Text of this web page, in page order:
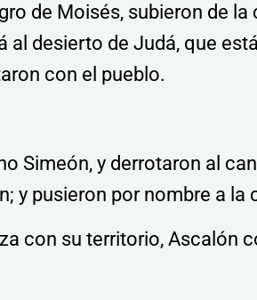
de Moisés, subieron de la
al desierto de Judá, que
con el pueblo.
Simeón, y derrotaron al
y pusieron por nombre a la
con su territorio, Ascalón